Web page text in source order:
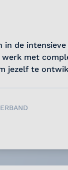
in de
met
jezelf te